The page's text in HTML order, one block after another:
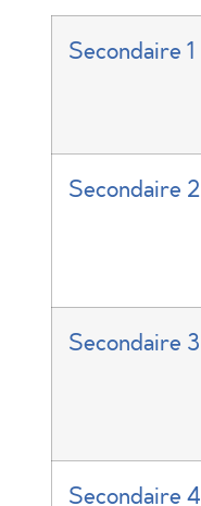
Secondaire 1
Secondaire 2
Secondaire 3
Secondaire 4